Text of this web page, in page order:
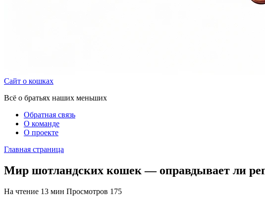
Сайт о кошках
Всё о братьях наших меньших
Обратная связь
О команде
О проекте
Главная страница
Мир шотландских кошек — оправдывает ли
На чтение 13 мин Просмотров 175